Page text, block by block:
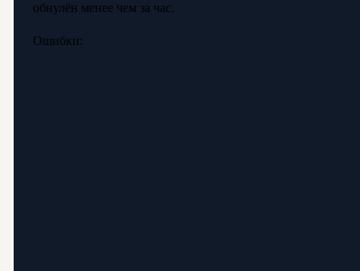
обнулён менее чем за час.
Ошибки: